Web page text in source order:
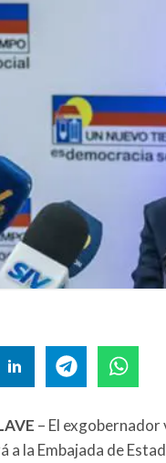
– El
a la Embajada de